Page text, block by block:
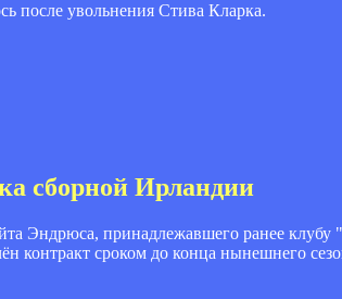
после увольнения Стива Кларка.
сборной Ирландии
Эндрюса, принадлежавшего ранее клубу
контракт сроком до конца нынешнего